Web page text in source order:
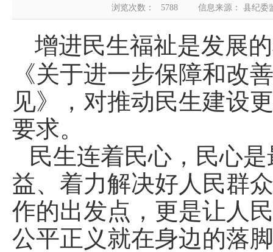
浏览次数： 5788 信息来源： 县纪委
增进民生福祉是发展
《关于进一步保障和改
见》，对推动民生建设
要求。
民生连着民心，民心
益、着力解决好人民群
作的出发点，更是让人
公平正义就在身边的落